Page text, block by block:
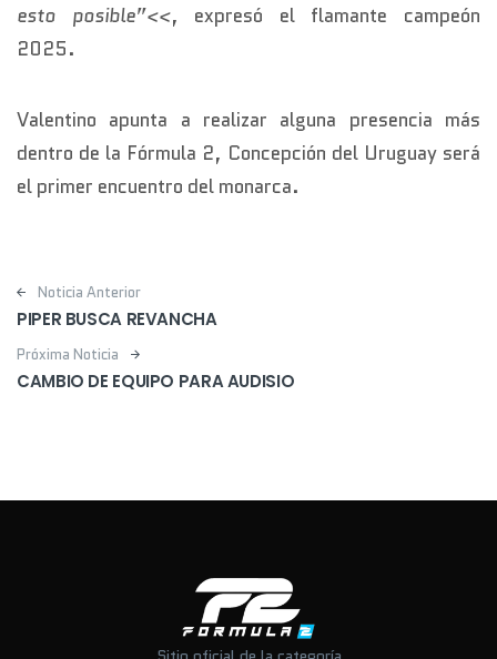
esto posible”<<, expresó el flamante campeón
2025.
Valentino apunta a realizar alguna presencia más
dentro de la Fórmula 2, Concepción del Uruguay será
el primer encuentro del monarca.
Post navigation
Noticia Anterior
PIPER BUSCA REVANCHA
Próxima Noticia
CAMBIO DE EQUIPO PARA AUDISIO